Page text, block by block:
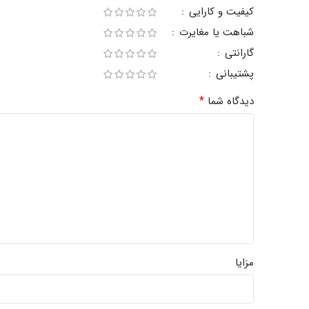
کیفیت و کارایی
شباهت یا مغایرت
گارانتی
پشتیبانی
دیدگاه شما *
مزایا